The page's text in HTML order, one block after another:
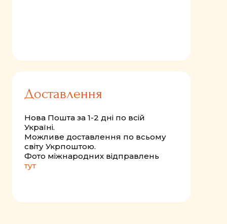
Нова Пошта за 1-2 дні по всій
Україні.
Можливе доставлення по всьому
світу Укрпоштою.
Фото міжнародних відправлень
тут
Доставлення